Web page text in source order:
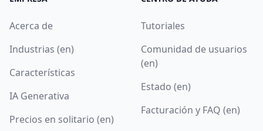
Acerca de
Industrias (en)
Características
IA Generativa
Precios en solitario (en)
Tutoriales
Comunidad de usuarios
(en)
Estado (en)
Facturación y FAQ (en)